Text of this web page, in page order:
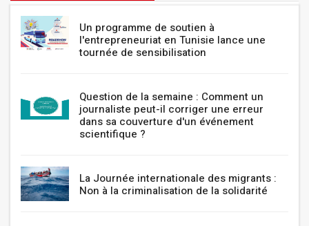
Un programme de soutien à
l'entrepreneuriat en Tunisie lance une
tournée de sensibilisation
Question de la semaine : Comment un
journaliste peut-il corriger une erreur
dans sa couverture d'un événement
scientifique ?
La Journée internationale des migrants :
Non à la criminalisation de la solidarité